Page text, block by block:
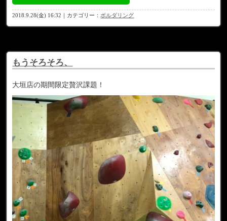
2018.9.28(金) 16:32｜カテゴリー： ボルダリング
もうそろそろ、
大垣店の期間限定贅沢課題！